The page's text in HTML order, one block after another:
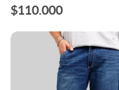
$110.000